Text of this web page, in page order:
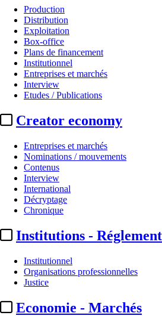
Production
Distribution
Exploitation
Box-office
Plans de financement
Institutionnel
Entreprises et marchés
Interview
Etudes / Publications
Creator economy
Entreprises et marchés
Nominations / mouvements
Contenus
Interview
International
Décryptage
Chronique
Institutions -
Institutionnel
Organisations professionnelles
Justice
Economie - Marchés